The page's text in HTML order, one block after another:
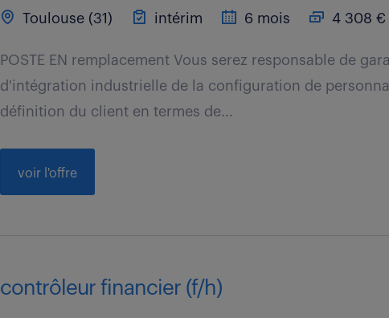
Toulouse (31) intérim 6 mois 4 308 €
POSTE EN remplacement Vous serez responsable de
d'intégration industrielle de la configuration de
définition du client en termes de...
voir l'offre
contrôleur financier (f/h)